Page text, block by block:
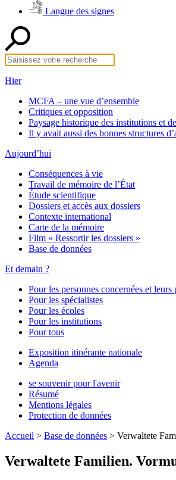
Langue des signes
Hier
MCFA – une vue d’ensemble
Critiques et opposition
Paysage historique des institutions et
Il y avait aussi des bonnes structures
Aujourd’hui
Conséquences à vie
Travail de mémoire de l’État
Étude scientifique
Dossiers et accès aux dossiers
Contexte international
Carte de la mémoire
Film « Ressortir les dossiers »
Base de données
Et demain ?
Pour les personnes concernées et leurs
Pour les spécialistes
Pour les écoles
Pour les institutions
Pour tous
Exposition itinérante nationale
Agenda
se souvenir pour l'avenir
Résumé
Mentions légales
Protection de données
Accueil > Base de données > Verwaltete
Verwaltete Familien.